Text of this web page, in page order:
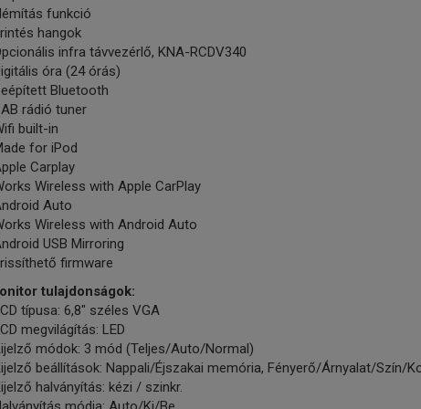
funkció
hangok
infra távvezérlő, KNA-RCDV340
óra (24 órás)
Bluetooth
rádió tuner
built-in
for iPod
Carplay
Wireless with Apple CarPlay
Auto
Wireless with Android Auto
USB Mirroring
firmware
tulajdonságok:
típusa: 6,8" széles VGA
megvilágítás: LED
módok: 3 mód (Teljes/Auto/Normal)
beállítások: Nappali/Éjszakai memória, Fényerő/Árnyalat/Szín/
halványítás: kézi / szinkr.